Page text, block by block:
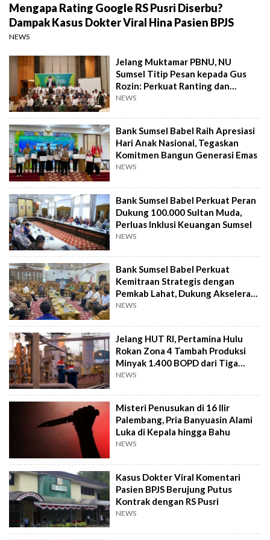
Mengapa Rating Google RS Pusri Diserbu?
Dampak Kasus Dokter Viral Hina Pasien BPJS
NEWS
Jelang Muktamar PBNU, NU
Sumsel Titip Pesan kepada Gus
Rozin: Perkuat Ranting dan
Pesantren
NEWS
Bank Sumsel Babel Raih Apresiasi
Hari Anak Nasional, Tegaskan
Komitmen Bangun Generasi Emas
NEWS
Bank Sumsel Babel Perkuat Peran
Dukung 100.000 Sultan Muda,
Perluas Inklusi Keuangan Sumsel
NEWS
Bank Sumsel Babel Perkuat
Kemitraan Strategis dengan
Pemkab Lahat, Dukung Akselerasi
Ekonomi Daerah
NEWS
Jelang HUT RI, Pertamina Hulu
Rokan Zona 4 Tambah Produksi
Minyak 1.400 BOPD dari Tiga
Sumur Baru
NEWS
Misteri Penusukan di 16 Ilir
Palembang, Pria Banyuasin Alami
Luka di Kepala hingga Bahu
NEWS
Kasus Dokter Viral Komentari
Pasien BPJS Berujung Putus
Kontrak dengan RS Pusri
NEWS